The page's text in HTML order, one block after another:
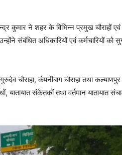
कुमार ने शहर के विभिन्न प्रमुख चौराहों एवं
संबंधित अधिकारियों एवं कर्मचारियों को
चौराहा, कंपनीबाग चौराहा तथा
यातायात संकेतकों तथा वर्तमान यातायात